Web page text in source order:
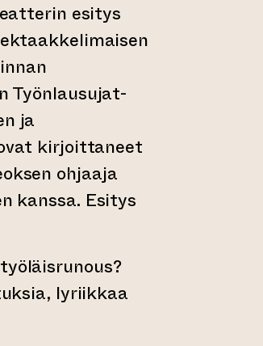
esitys
Työnlausujat-
ja
kirjoittaneet
ohjaaja
kanssa. Esitys
lyriikkaa